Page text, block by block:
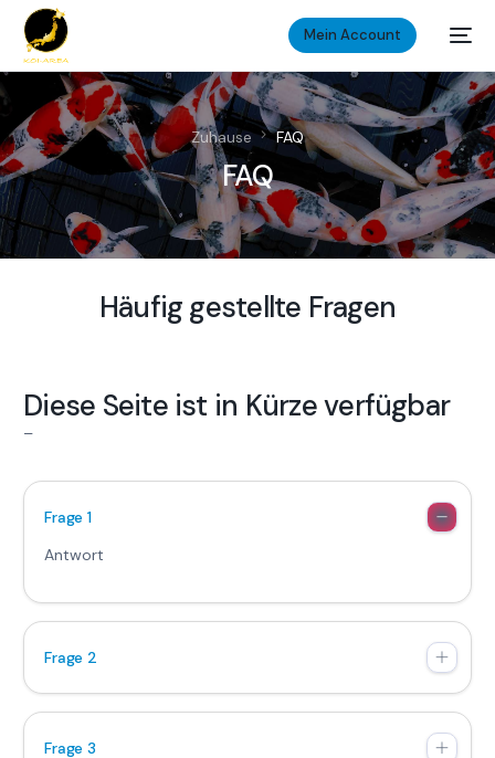
Mein Account
Zuhause FAQ
FAQ
Häufig gestellte Fragen
Diese Seite ist in Kürzeverfügbar
–
Frage 1
Antwort
Frage 2
Frage 3